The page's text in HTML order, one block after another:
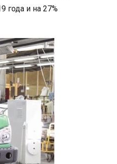
года и на 27%